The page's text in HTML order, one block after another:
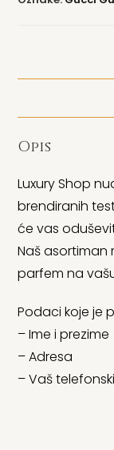
Opis
Luxury Shop
brendiranih
će vas
Naš asortiman
parfem na
Podaci koje je
– Ime i prezime
– Adresa
– Vaš